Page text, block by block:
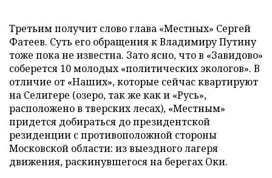
Третьим получит слово глава «Местных» Сергей
Фатеев. Суть его обращения к Владимиру Путину
тоже пока не известна. Зато ясно, что в «Завидово»
соберется 10 молодых «политических экологов». В
отличие от «Наших», которые сейчас квартируют
на Селигере (озеро, так же как и «Русь»,
расположено в тверских лесах), «Местным»
придется добираться до президентской
резиденции с противоположной стороны
Московской области: из выездного лагеря
движения, раскинувшегося на берегах Оки.